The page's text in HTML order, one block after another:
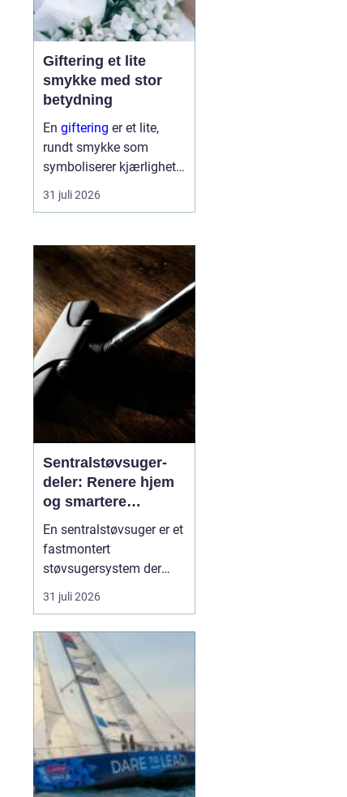
Giftering et lite
smykke med stor
betydning
En giftering er et lite,
rundt smykke som
symboliserer kjærlighet,
troskap og felles
framtid. Ringen bæres
og blir en synlig
påminnelse om løftet to
mennesker ...
31 juli 2026
Sentralstøvsuger-
deler: Renere hjem
og smartere
rengjøring
En sentralstøvsuger er et
fastmontert
støvsugersystem der
motor og beholder står i
bod, garasje eller teknisk
sugekontakter finnes i
veggene rundt i boligen.
Du kobler bare slangen
til en kontakt, og støvet
transp...
31 juli 2026